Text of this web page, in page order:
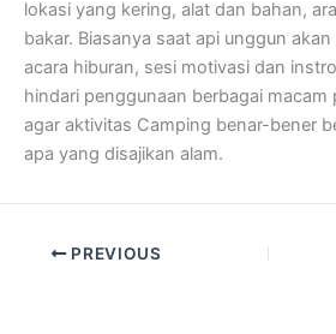
lokasi yang kering, alat dan bahan,
bakar. Biasanya saat api unggun
acara hiburan, sesi motivasi dan
hindari penggunaan berbagai
agar aktivitas Camping benar-bener
apa yang disajikan alam.
PREVIOUS